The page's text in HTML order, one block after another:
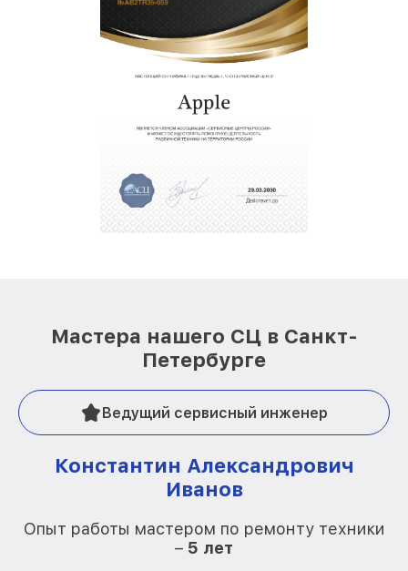
Мастера нашего СЦ в Санкт-
Петербурге
Ведущий сервисный инженер
Константин Александрович
Иванов
Опыт работы мастером по ремонту техники
– 5 лет